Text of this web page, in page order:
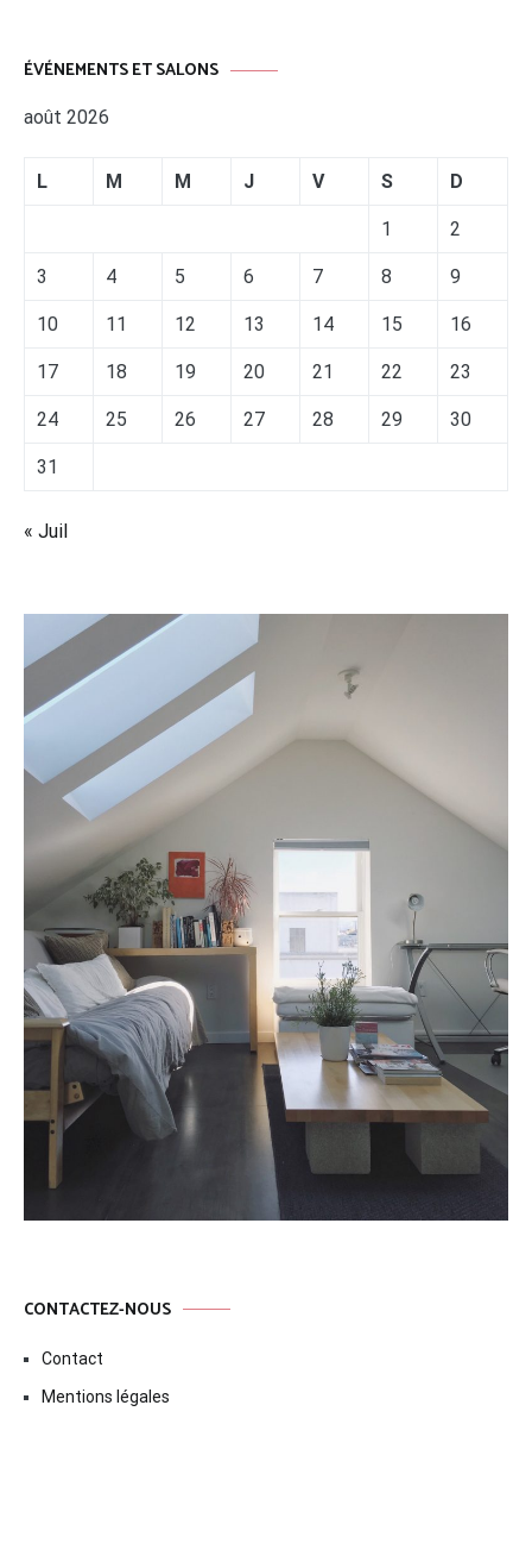
ÉVÉNEMENTS ET SALONS
août 2026
L M M J V S D
1 2
3 4 5 6 7 8 9
10 11 12 13 14 15 16
17 18 19 20 21 22 23
24 25 26 27 28 29 30
31
« Juil
CONTACTEZ-NOUS
Contact
Mentions légales